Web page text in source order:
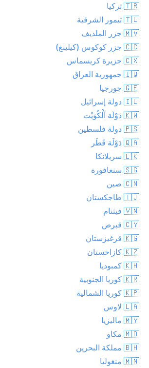
🇹🇷 تركيا
🇹🇱 تيمور الشرقية
🇲🇻 جزر الملديف
🇨🇨 جزر كوكوس (كيلينغ)
🇨🇽 جزيرة كريسماس
🇮🇶 جمهورية العراق
🇬🇪 جورجيا
🇮🇱 دولة إسرائيل
🇰🇼 دَوْلَة اَلْكُوَيْت
🇵🇸 دولة فلسطين
🇶🇦 دَوْلَة قَطَر
🇱🇰 سريلانكا
🇸🇬 سنغافورة
🇨🇳 صين
🇹🇯 طاجكستان
🇻🇳 فيتنام
🇨🇾 قبرص
🇰🇬 قرغيزستان
🇰🇿 كازاخستان
🇰🇭 كمبوديا
🇰🇷 كوريا الجنوبية
🇰🇵 كوريا الشمالية
🇱🇦 لاوس
🇲🇾 ماليزيا
🇲🇴 مكاو
🇧🇭 مملكة البحرين
🇲🇳 منغوليا